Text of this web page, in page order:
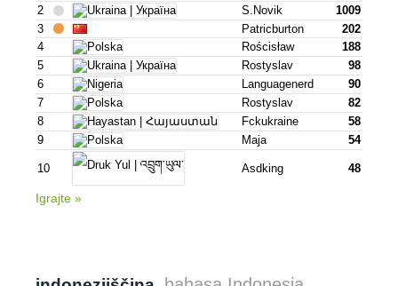
2
S.novik
1009
3
Patricburton
202
4
Rościsław
188
5
Rostyslav
98
6
Languagenerd
90
7
Rostyslav
82
8
Fckukraine
58
9
Maja 54
10 Asdking 48
Igrajte »